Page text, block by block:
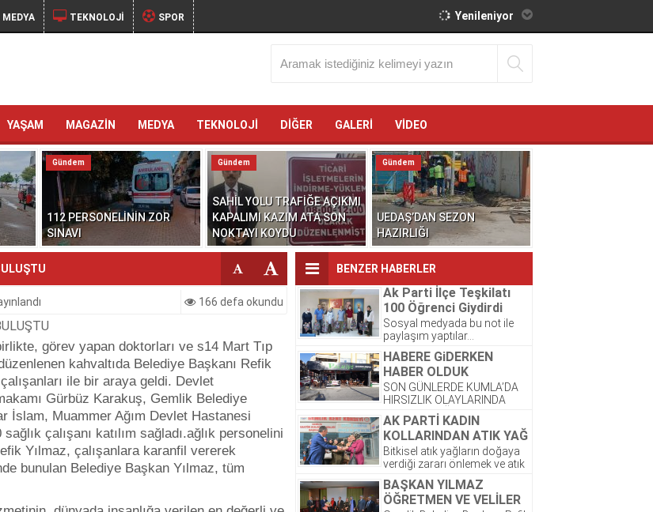
MEDYA TEKNOLOJİ SPOR Yenileniyor
YAŞAM MAGAZİN MEDYA TEKNOLOJİ DİĞER GALERİ VİDEO
112 PERSONELİNİN ZOR
SINAVI
Gündem
SAHİL YOLU TRAFİĞE AÇIKMI
KAPALIMI KAZIM ATA SON
NOKTAYI KOYDU
Gündem
UEDAŞ’DAN SEZON
HAZIRLIĞI
Gündem
166 defa okundu
görev yapan doktorları ve s14 Mart Tıp
kahvaltıda Belediye Başkanı Refik
ile bir araya geldi. Devlet
Gürbüz Karakuş, Gemlik Belediye
İslam, Muammer Ağım Devlet Hastanesi
çalışanı katılım sağladı.ağlık personelini
Yılmaz, çalışanlara karanfil vererek
bunulan Belediye Başkan Yılmaz, tüm
BENZER HABERLER
Ak Parti İlçe Teşkilatı
100 Öğrenci Giydirdi
Sosyal medyada bu not ile
paylaşım yaptılar…
çok yakıştı. ☺️ Bayram
sonrası,...
HABERE GiDERKEN
HABER OLDUK
SON GÜNLERDE KUMLA’DA
HIRSIZLIK OLAYLARINDA
ARTIŞ OLDUĞU GÖZLENDİ.
ŞİRKETİMİZ PALMİYE
DONDURMALARI’ NA AIT
OLAN DEPODA ONCEKI
AKŞAM...
AK PARTİ KADIN
KOLLARINDAN ATIK YAĞ
PROJESİNE DESTEK
Bitkisel atık yağların doğaya
verdiği zararı önlemek ve atık
kaynaklanacak kirlilikten
korunması amacıyla...
BAŞKAN YILMAZ
ÖĞRETMEN VE VELİLER